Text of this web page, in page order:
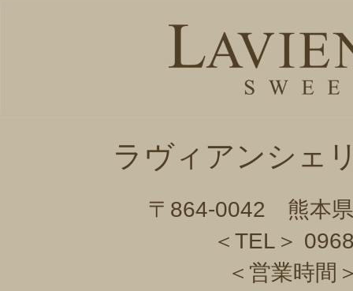
ラヴィアンシェ
〒864-0042 熊本県
＜TEL＞
＜営業時間